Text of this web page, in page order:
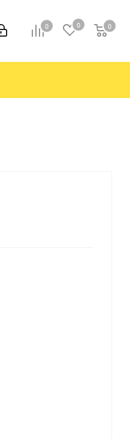
0 0 0
0